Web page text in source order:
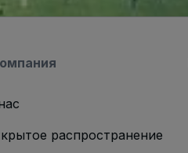
распространение